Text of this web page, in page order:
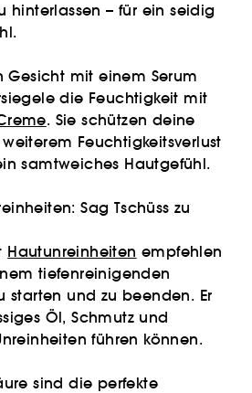
hinterlassen – für ein seidig
mit einem Serum
die Feuchtigkeit mit
. Sie schützen deine
Feuchtigkeitsverlust
samtweiches Hautgefühl.
Sag Tschüss zu
Hautunreinheiten empfehlen
tiefenreinigenden
starten und zu beenden. Er
Öl, Schmutz und
führen können.
sind die perfekte